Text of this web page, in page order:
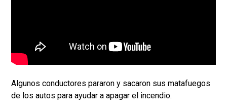
Algunos conductores pararon y sacaron sus matafuegos
de los autos para ayudar a apagar el incendio.